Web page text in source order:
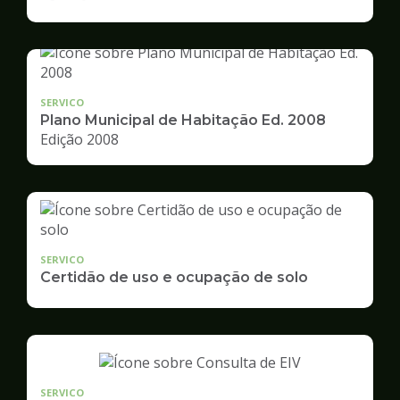
Desenvolvimento
Urbano
SERVICO
Plano Municipal de Habitação Ed. 2008
Edição 2008
SERVICO
Certidão de uso e ocupação de solo
SERVICO